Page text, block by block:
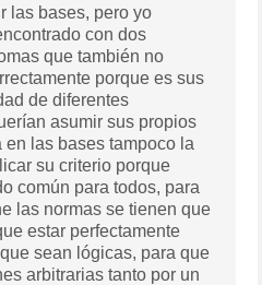
las bases, pero yo
con dos
que también no
porque es sus
de diferentes
asumir sus propios
en las bases tampoco la
su criterio porque
común para todos, para
las normas se tienen que
estar perfectamente
lógicas, para que
arbitrarias tanto por un